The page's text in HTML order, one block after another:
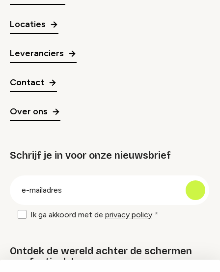
Locaties
Leveranciers
Contact
Over ons
Schrijf je in voor onze nieuwsbrief
Ik ga akkoord met de privacy policy
Ontdek de wereld achter de schermen
van festivals!